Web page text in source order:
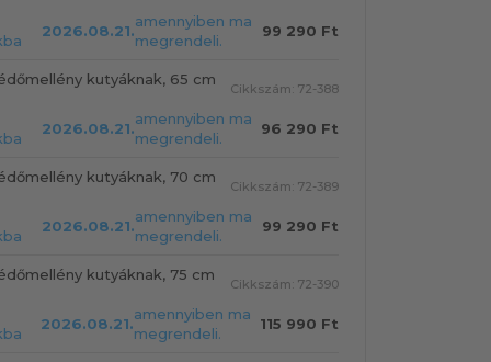
2026.08.21.
amennyiben ma
megrendeli.
99 290 Ft
kutyáknak, 65 cm
Cikkszám: 72-388
2026.08.21.
amennyiben ma
megrendeli.
96 290 Ft
kutyáknak, 70 cm
Cikkszám: 72-389
2026.08.21.
amennyiben ma
megrendeli.
99 290 Ft
kutyáknak, 75 cm
Cikkszám: 72-390
2026.08.21.
amennyiben ma
megrendeli.
115 990 Ft